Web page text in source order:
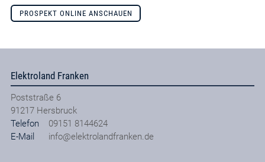
PROSPEKT ONLINE ANSCHAUEN
Elektroland Franken
Poststraße 6
91217 Hersbruck
Telefon
09151 8144624
E-Mail
info@elektrolandfranken.de